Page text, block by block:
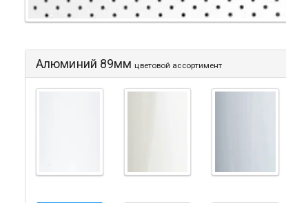
Алюминий 89ммцветовой ассортимент